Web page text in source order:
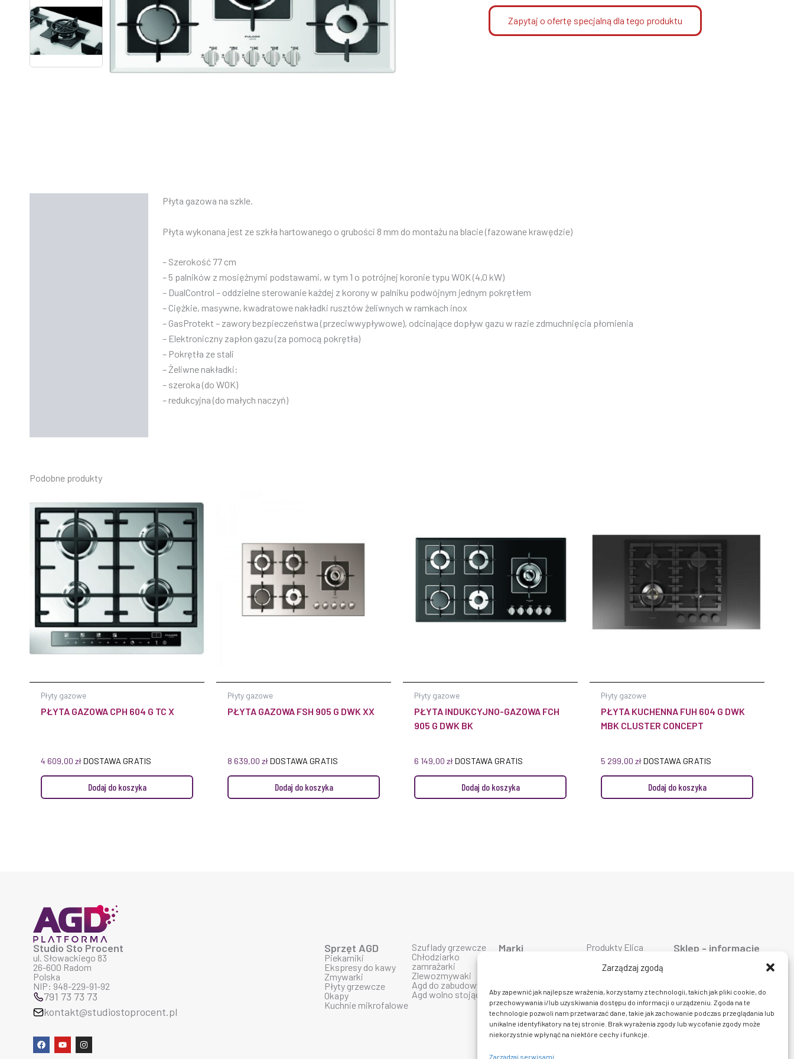
Zarządzaj zgodą
Aby zapewnić jak najlepsze wrażenia, korzystamy z technologii, takich jak pliki cookie, do
przechowywania i/lub uzyskiwania dostępu do informacji o urządzeniu. Zgoda na te
technologie pozwoli nam przetwarzać dane, takie jak zachowanie podczas przeglądania lub
unikalne identyfikatory na tej stronie. Brak wyrażenia zgody lub wycofanie zgody może
niekorzystnie wpłynąć na niektóre cechy i funkcje.
Zarządzaj serwisami
Zapytaj o ofertę specjalną dla tego produktu
Płyta gazowa na szkle.
Płyta wykonana jest ze szkła hartowanego o grubości 8 mm do montażu na blacie (fazowane krawędzie)
– Szerokość 77 cm
– 5 palników z mosiężnymi podstawami, w tym 1 o potrójnej koronie typu WOK (4,0 kW)
– DualControl – oddzielne sterowanie każdej z korony w palniku podwójnym jednym pokrętłem
– Ciężkie, masywne, kwadratowe nakładki rusztów żeliwnych w ramkach inox
– GasProtekt – zawory bezpieczeństwa (przeciwwypływowe), odcinające dopływ gazu w razie zdmuchnięcia płomienia
– Elektroniczny zapłon gazu (za pomocą pokrętła)
– Pokrętła ze stali
– Żeliwne nakładki:
– szeroka (do WOK)
– redukcyjna (do małych naczyń)
Podobne produkty
Płyty gazowe
PŁYTA GAZOWA CPH 604 G TC X
4 609,00złDOSTAWA GRATIS
Dodaj do koszyka
Płyty gazowe
PŁYTA GAZOWA FSH 905 G DWK XX
8 639,00złDOSTAWA GRATIS
Dodaj do koszyka
Płyty gazowe
PŁYTA INDUKCYJNO-GAZOWA FCH
905 G DWK BK
6 149,00złDOSTAWA GRATIS
Dodaj do koszyka
Płyty gazowe
PŁYTA KUCHENNA FUH 604 G DWK
MBK CLUSTER CONCEPT
5 299,00złDOSTAWA GRATIS
Dodaj do koszyka
Studio Sto Procent
ul. Słowackiego 83
26-600 Radom
Polska
NIP: 948-229-91-92
791 73 73 73
kontakt@studiostoprocent.pl
F
a
c
Y
o
u
I
n
s
Sprzęt AGD
Piekarniki
Ekspresy do kawy
Zmywarki
Płyty grzewcze
Okapy
Kuchnie mikrofalowe
Szuflady grzewcze
Chłodziarko
zamrażarki
Zlewozmywaki
Agd do zabudowy
Agd wolno stojące
Marki
Produkty Bora
Produkty Ciarko
Produkty De Dietrich
Produkty Dunavox
Produkty insinkerator
Produkty Elica
Produkty Geggenau
Produkty Liebherr
Produkty Smeg
Produkty Wolf
Produkty Sub Zero
Produkty Fulgor
Sklep - informacje
Prawo do zwrotu
Polityka prywatności
Regulamin sklepu
Kontakt